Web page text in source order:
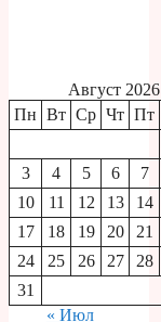
Август 2026
Пн Вт Ср Чт Пт
3
4 5 6 7
10
11 12 13 14
17
18 19 20 21
24
25 26 27 28
31
« Июл